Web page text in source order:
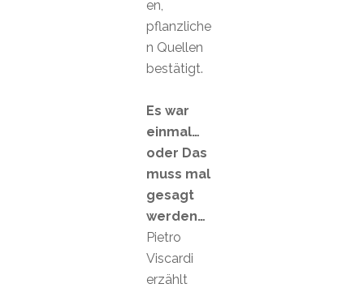
en,
pflanzliche
n Quellen
bestätigt.
Es war
einmal…
oder Das
muss mal
gesagt
werden…
Pietro
Viscardi
erzählt